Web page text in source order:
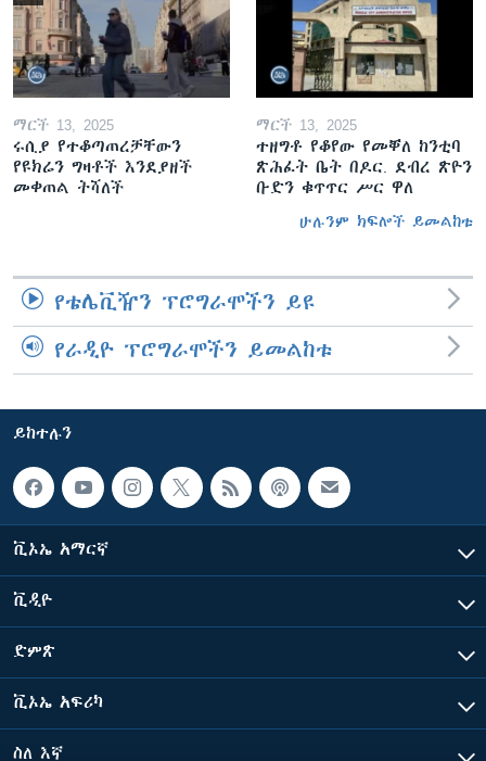
ማርች 13, 2025
ሩሲያ የተቆጣጠረቻቸውን
የዩክሬን ግዛቶች እንደያዘች
መቀጠል ትሻለች
ማርች 13, 2025
ተዘግቶ የቆየው የመቐለ ከንቲባ
ጽሕፈት ቤት በዶር. ደብረ ጽዮን
ቡድን ቁጥጥር ሥር ዋለ
ሁሉንም ክፍሎች ይመልከቱ
የቴሌቪዥን ፕሮግራሞችን ይዩ
የራዲዮ ፕሮግራሞችን ይመልከቱ
ይከተሉን
ቪኦኤ አማርኛ
ቪዲዮ
ድምጽ
ቪኦኤ አፍሪካ
ስለ እኛ